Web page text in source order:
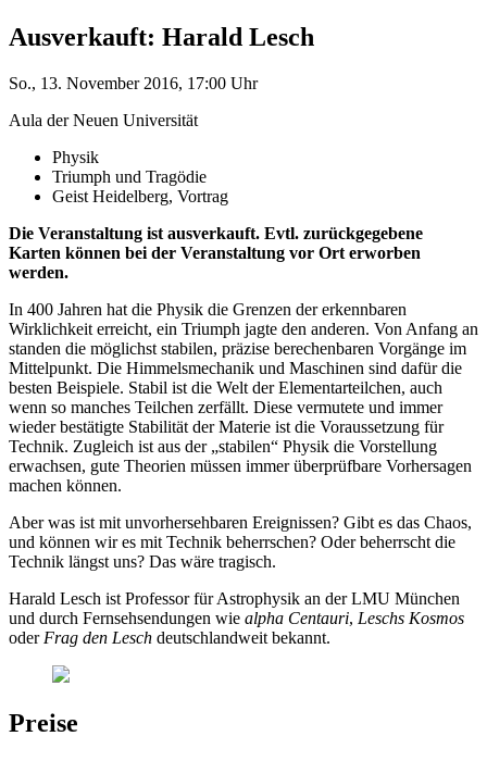
Ausverkauft: Harald Lesch
So., 13. November 2016, 17:00 Uhr
Aula der Neuen Universität
Physik
Triumph und Tragödie
Geist Heidelberg, Vortrag
Die Veranstaltung ist ausverkauft. Evtl. zurückgegebene
Karten können bei der Veranstaltung vor Ort erworben
werden.
In 400 Jahren hat die Physik die Grenzen der erkennbaren
Wirklichkeit erreicht, ein Triumph jagte den anderen. Von Anfang an
standen die möglichst stabilen, präzise berechenbaren Vorgänge im
Mittelpunkt. Die Himmelsmechanik und Maschinen sind dafür die
besten Beispiele. Stabil ist die Welt der Elementarteilchen, auch
wenn so manches Teilchen zerfällt. Diese vermutete und immer
wieder bestätigte Stabilität der Materie ist die Voraussetzung für
Technik. Zugleich ist aus der „stabilen“ Physik die Vorstellung
erwachsen, gute Theorien müssen immer überprüfbare Vorhersagen
machen können.
Aber was ist mit unvorhersehbaren Ereignissen? Gibt es das Chaos,
und können wir es mit Technik beherrschen? Oder beherrscht die
Technik längst uns? Das wäre tragisch.
Harald Lesch ist Professor für Astrophysik an der LMU München
und durch Fernsehsendungen wie alpha Centauri, Leschs Kosmos
oder Frag den Lesch deutschlandweit bekannt.
Preise